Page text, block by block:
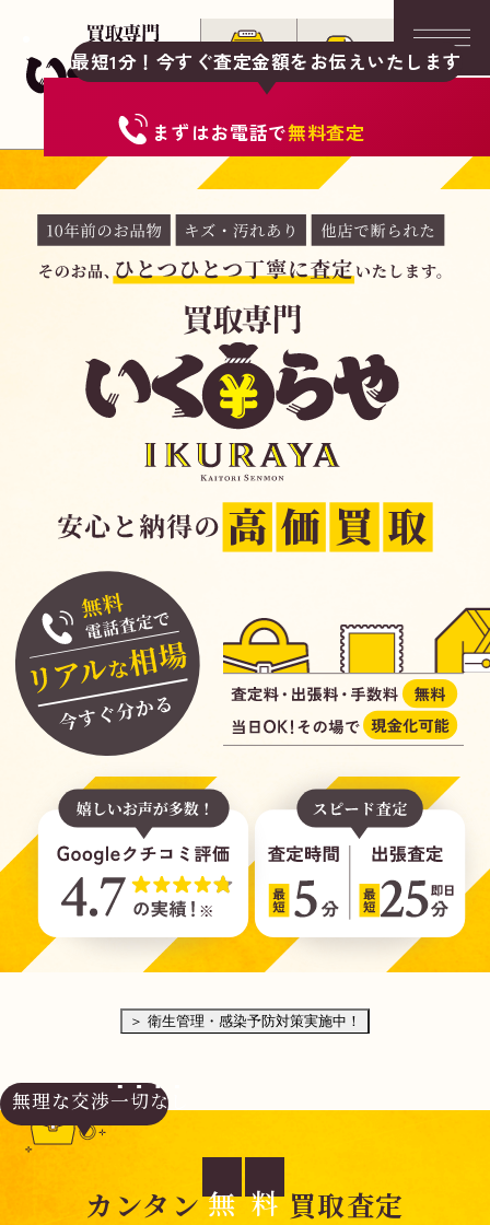
最短1分！今すぐ査定金額をお伝えいたします
まずはお電話で無料査定
無 料
電話 で
総合受付
10:00-19:00（年中無休）/通話料無料
＞ 衛生管理・感染予防対策実施中！
無理な交渉一切なし
カンタン 無 料 買取査定